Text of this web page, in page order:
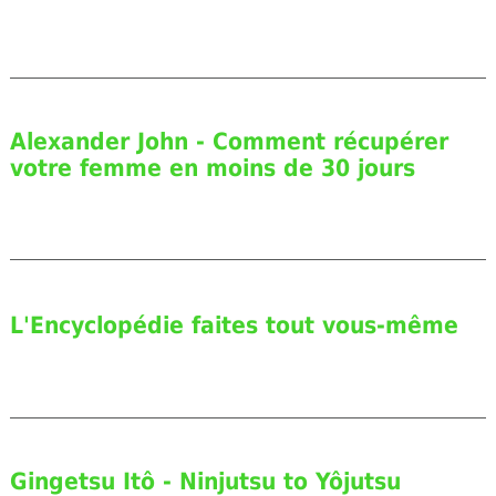
Alexander John - Comment récupérer
votre femme en moins de 30 jours
L'Encyclopédie faites tout vous-même
Gingetsu Itô - Ninjutsu to Yôjutsu